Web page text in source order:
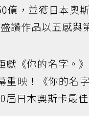
億，並獲日本奧
讚作品以五感與
獻《你的名字。
重映！《你的名字
日本奧斯卡最